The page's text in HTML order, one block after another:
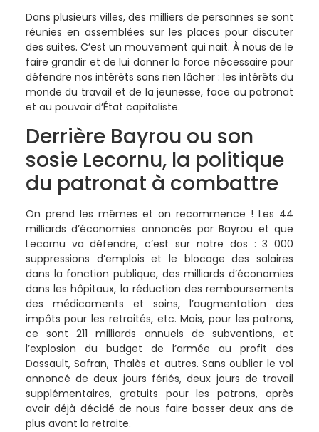
Dans plusieurs villes, des milliers de personnes se sont
réunies en assemblées sur les places pour discuter
des suites. C’est un mouvement qui nait. À nous de le
faire grandir et de lui donner la force nécessaire pour
défendre nos intérêts sans rien lâcher : les intérêts du
monde du travail et de la jeunesse, face au patronat
et au pouvoir d’État capitaliste.
Derrière Bayrou ou son
sosie Lecornu, la politique
du patronat à combattre
On prend les mêmes et on recommence ! Les 44
milliards d’économies annoncés par Bayrou et que
Lecornu va défendre, c’est sur notre dos : 3 000
suppressions d’emplois et le blocage des salaires
dans la fonction publique, des milliards d’économies
dans les hôpitaux, la réduction des remboursements
des médicaments et soins, l’augmentation des
impôts pour les retraités, etc. Mais, pour les patrons,
ce sont 211 milliards annuels de subventions, et
l’explosion du budget de l’armée au profit des
Dassault, Safran, Thalès et autres. Sans oublier le vol
annoncé de deux jours fériés, deux jours de travail
supplémentaires, gratuits pour les patrons, après
avoir déjà décidé de nous faire bosser deux ans de
plus avant la retraite.